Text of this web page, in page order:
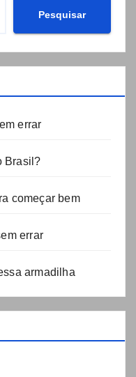
Pesquisar
errar
Brasil?
começar bem
errar
armadilha